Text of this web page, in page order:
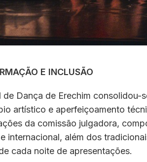
E INCLUSÃO
Dança de Erechim consolidou-
artístico e aperfeiçoamento
da comissão julgadora,
internacional, além dos
cada noite de apresentações.